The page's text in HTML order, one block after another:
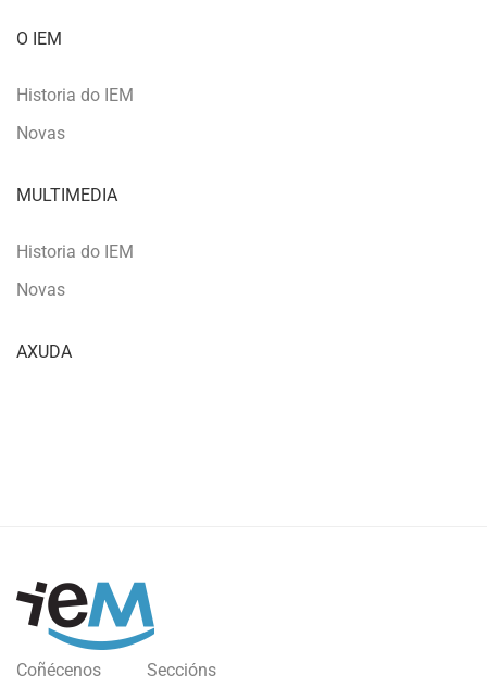
O IEM
Historia do IEM
Novas
MULTIMEDIA
Historia do IEM
Novas
AXUDA
Coñécenos
Seccións